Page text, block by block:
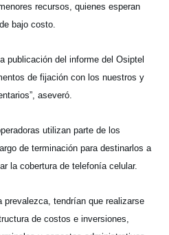
recursos, quienes esperan
bajo costo.
publicación del informe del Osiptel
de fijación con los nuestros y
aseveró.
utilizan parte de los
de terminación para destinarlos a
la cobertura de telefonía celular.
tendrían que realizarse
de costos e inversiones,